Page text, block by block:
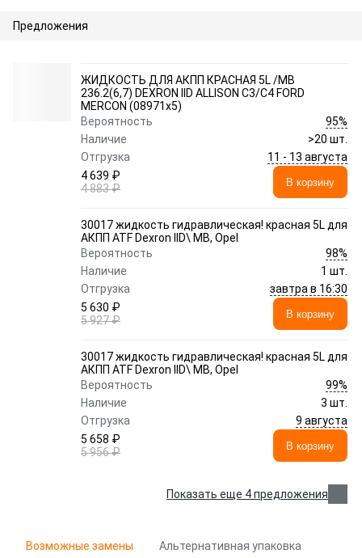
Предложения
ЖИДКОСТЬ ДЛЯ АКПП КРАСНАЯ 5L /MB
236.2(6,7) DEXRON IID ALLISON C3/C4 FORD
MERCON (08971x5)
Вероятность
95%
Наличие
>20 шт.
Отгрузка
11 - 13 августа
4 639 ₽
4 883 ₽
В корзину
30017 жидкость гидравлическая! красная 5L для
АКПП ATF Dexron IID\ MB, Opel
Вероятность
98%
Наличие
1 шт.
Отгрузка
завтра в 16:30
5 630 ₽
5 927 ₽
В корзину
30017 жидкость гидравлическая! красная 5L для
АКПП ATF Dexron IID\ MB, Opel
Вероятность
99%
Наличие
3 шт.
Отгрузка
9 августа
5 658 ₽
5 956 ₽
В корзину
Показать еще 4 предложения
Возможные замены Альтернативная упаковка